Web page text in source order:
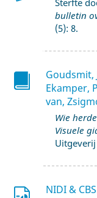
bulletin
(5): 8.
Goudsmit,
Ekamper,
van,
Wie
Visuele
NIDI &